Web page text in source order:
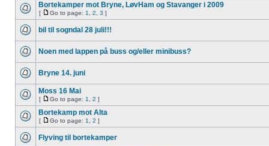
Bortekamper mot Bryne, LøvHam og Stavanger i 2009
[ Go to page: 1 2 3 ]
bil til sogndal 28 juli!!!
Noen med lappen på buss og/eller minibuss?
Bryne 14. juni
Moss 16 Mai
[ Go to page: 1 2 ]
Bortekamp mot Alta
[ Go to page: 1 2 ]
Flyving til bortekamper